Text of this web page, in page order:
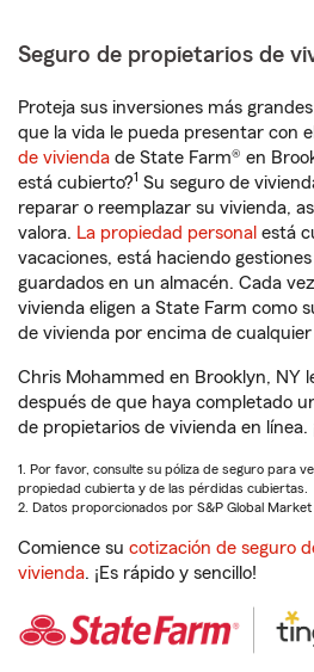
Seguro de propietarios de
Proteja sus inversiones más
que la vida le pueda presentar con el
de vivienda de State Farm® en
está cubierto?1 Su seguro de
reparar o reemplazar su vivienda,
valora. La propiedad personal está
vacaciones, está haciendo
guardados en un almacén. Cada
vivienda eligen a State Farm como
de vivienda por encima de
Chris Mohammed en Brooklyn, NY
después de que haya completado
de propietarios de vivienda en línea.
1. Por favor, consulte su póliza de seguro para
propiedad cubierta y de las pérdidas cubiertas.
2. Datos proporcionados por S&P Global
Comience su cotización de seguro
vivienda. ¡Es rápido y sencillo!